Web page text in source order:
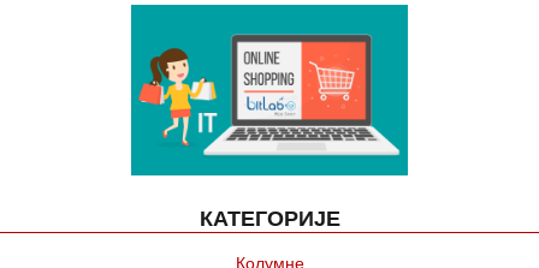
КАТЕГОРИЈЕ
Колумне